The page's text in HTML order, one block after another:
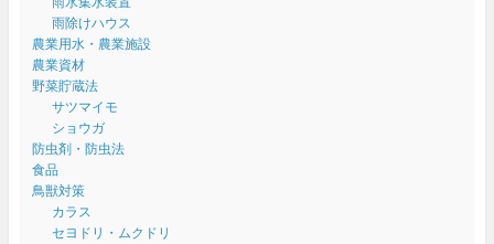
雨除けハウス
農業用水・農業施設
農業資材
野菜貯蔵法
サツマイモ
ショウガ
防虫剤・防虫法
食品
鳥獣対策
カラス
セヨドリ・ムクドリ